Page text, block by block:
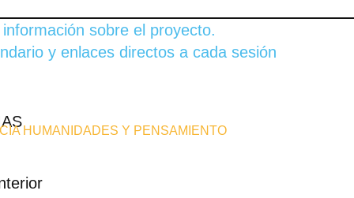
sobre el proyecto.
y enlaces directos a cada sesión
HUMANIDADES Y PENSAMIENTO